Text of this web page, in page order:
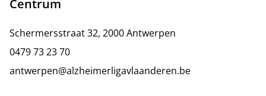
Centrum
Schermersstraat 32, 2000 Antwerpen
0479 73 23 70
antwerpen@alzheimerligavlaanderen.be